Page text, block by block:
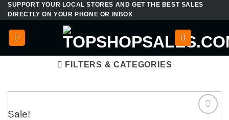
Skip
to
content
SUPPORT YOUR LOCAL STORES AND GET THE BEST SALES
DIRECTLY ON YOUR PHONE OR INBOX
FILTERS & CATEGORIES
Sale!